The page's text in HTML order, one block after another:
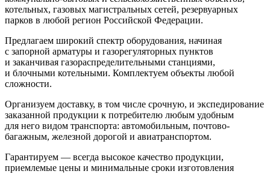
котельных, газовых магистральных сетей, резервуарных
парков в любой регион Российской Федерации.
Предлагаем широкий спектр оборудования, начиная
с запорной арматуры и газорегуляторных пунктов
и заканчивая газораспределительными станциями,
и блочными котельными. Комплектуем объекты любой
сложности.
Организуем доставку, в том числе срочную, и экспедирование
заказанной продукции к потребителю любым удобным
для него видом транспорта: автомобильным, почтово-
багажным, железной дорогой и авиатранспортом.
Гарантируем — всегда высокое качество продукции,
приемлемые цены и минимальные сроки изготовления